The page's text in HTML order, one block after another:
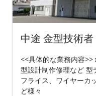
中途 金型技術者
<<具体的な業務内容
型設計制作修理など 型
フライス、ワイヤーカ
ど様々